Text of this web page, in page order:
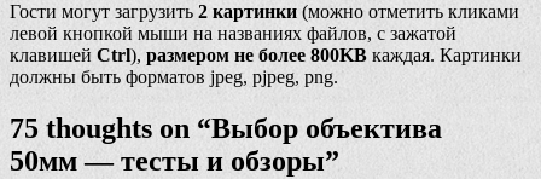
Гости могут загрузить 2 картинки (можно отметить кликами
левой кнопкой мыши на названиях файлов, с зажатой
клавишей Ctrl), размером не более 800KB каждая. Картинки
должны быть форматов jpeg, pjpeg, png.
75 thoughts on “Выбор объектива
50мм — тесты и обзоры”